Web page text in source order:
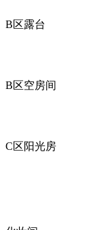
B区露台
B区空房间
C区阳光房